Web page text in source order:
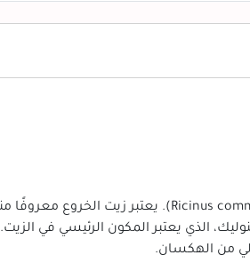
الذي يعتبر المكون الرئيسي في الزيت.
من الهكسان.